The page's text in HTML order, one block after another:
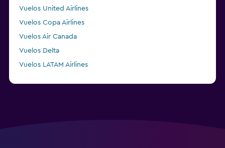
Vuelos United Airlines
Vuelos Copa Airlines
Vuelos Air Canada
Vuelos Delta
Vuelos LATAM Airlines